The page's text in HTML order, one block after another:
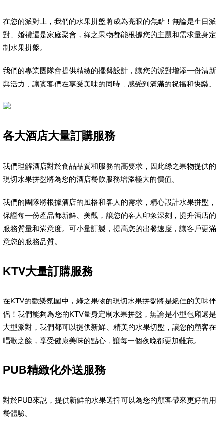
在您的派對上，我們的水果拼盤將成為亮眼的焦點！無論是生日派
對、婚禮還是家庭聚會，綠之果物都能根據您的主題和需求量身定
制水果拼盤。
我們的專業團隊會提供精緻的擺盤設計，讓您的派對增添一份清新
與活力，讓賓客們在享受美味的同時，感受到滿滿的祝福和快樂。
各大酒店大量訂購服務
我們理解酒店對於食品品質和服務的高要求，因此綠之果物提供的
現切水果拼盤將為您的酒店餐飲服務增添極大的價值。
我們的團隊將根據酒店的風格和客人的需求，精心設計水果拼盤，
保證每一份產品都新鮮、美觀，讓您的客人印象深刻，提升酒店的
服務質量和滿意度。可小量訂製，提高您的出餐速度，讓客戶更滿
意您的服務品質。
KTV大量訂購服務
在KTV的歡樂氛圍中，綠之果物的現切水果拼盤將是絕佳的美味伴
侶！我們能夠為您的KTV量身定制水果拼盤，無論是小型包廂還是
大型派對，我們都可以提供新鮮、精美的水果切盤，讓您的顧客在
唱歌之餘，享受健康美味的點心，讓每一個夜晚都更加難忘。
PUB精緻化外送服務
對於PUB來說，提供新鮮的水果選擇可以為您的顧客帶來更好的用
餐體驗。